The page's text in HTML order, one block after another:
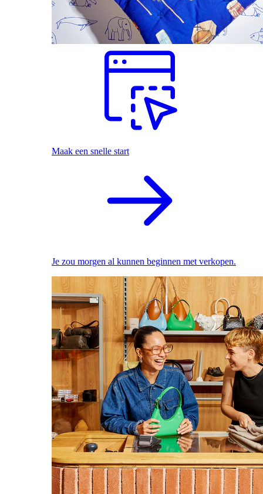
Maak een snelle start
Je zou morgen al kunnen beginnen met verkopen.